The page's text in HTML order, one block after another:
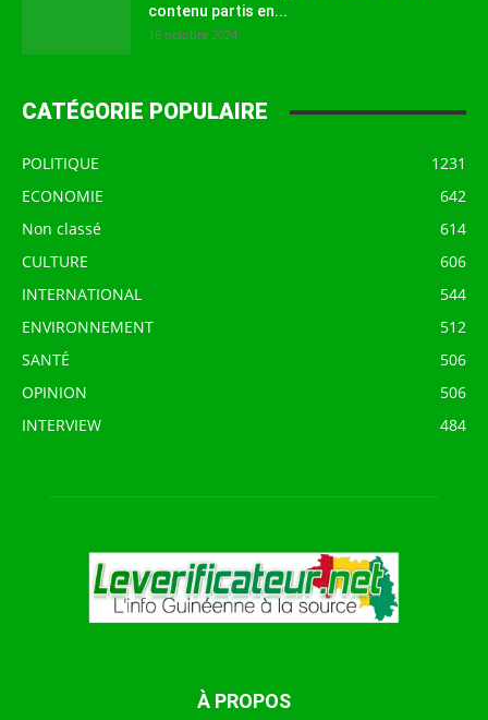
contenu partis en...
16 octobre 2024
CATÉGORIE POPULAIRE
POLITIQUE
1231
ECONOMIE
642
Non classé
614
CULTURE
606
INTERNATIONAL
544
ENVIRONNEMENT
512
SANTÉ
506
OPINION
506
INTERVIEW
484
À PROPOS